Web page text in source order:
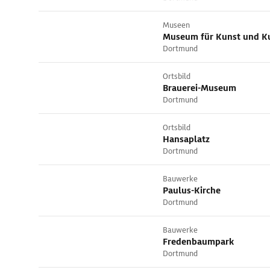
Museen
Museum für Kunst und
Dortmund
Ortsbild
Brauerei-Museum
Dortmund
Ortsbild
Hansaplatz
Dortmund
Bauwerke
Paulus-Kirche
Dortmund
Bauwerke
Fredenbaumpark
Dortmund